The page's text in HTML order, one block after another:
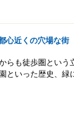
心近くの穴場な街
らも徒歩圏とい
といった歴史、緑